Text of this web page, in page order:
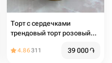
Торт с сердечками
трендовый торт розовый
на день рождения
4.86311 39 000֏